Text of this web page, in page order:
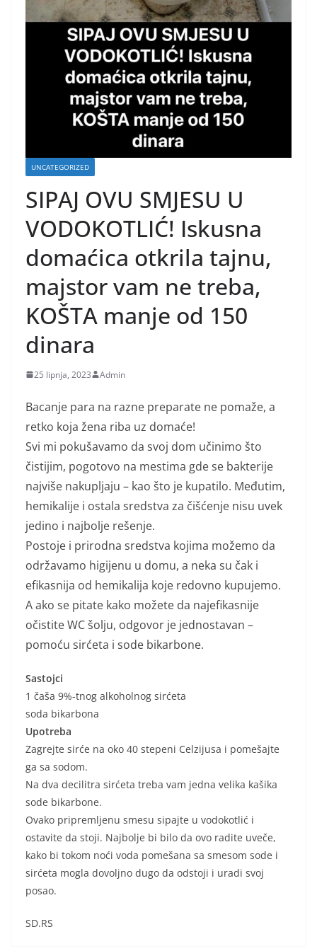
UNCATEGORIZED
SIPAJ OVU SMJESU U
VODOKOTLIĆ! Iskusna
domaćica otkrila tajnu,
majstor vam ne treba,
KOŠTA manje od 150
dinara
25 lipnja, 2023 Admin
Bacanje para na razne preparate ne pomaže, a
retko koja žena riba uz domaće!
Svi mi pokušavamo da svoj dom učinimo što
čistijim, pogotovo na mestima gde se bakterije
najviše nakupljaju – kao što je kupatilo. Međutim,
hemikalije i ostala sredstva za čišćenje nisu uvek
jedino i najbolje rešenje.
Postoje i prirodna sredstva kojima možemo da
održavamo higijenu u domu, a neka su čak i
efikasnija od hemikalija koje redovno kupujemo.
A ako se pitate kako možete da najefikasnije
očistite WC šolju, odgovor je jednostavan –
pomoću sirćeta i sode bikarbone.
Sastojci
1 čaša 9%-tnog alkoholnog sirćeta
soda bikarbona
Upotreba
Zagrejte sirće na oko 40 stepeni Celzijusa i pomešajte
ga sa sodom.
Na dva decilitra sirćeta treba vam jedna velika kašika
sode bikarbone.
Ovako pripremljenu smesu sipajte u vodokotlić i
ostavite da stoji. Najbolje bi bilo da ovo radite uveče,
kako bi tokom noći voda pomešana sa smesom sode i
sirćeta mogla dovoljno dugo da odstoji i uradi svoj
posao.
SD.RS